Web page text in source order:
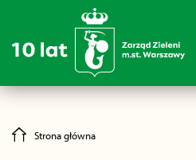
Strona główna